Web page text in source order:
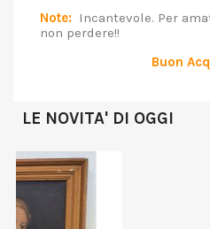
Note: Incantevole. Per
non perdere!!
Buon
LE NOVITA' DI OGGI